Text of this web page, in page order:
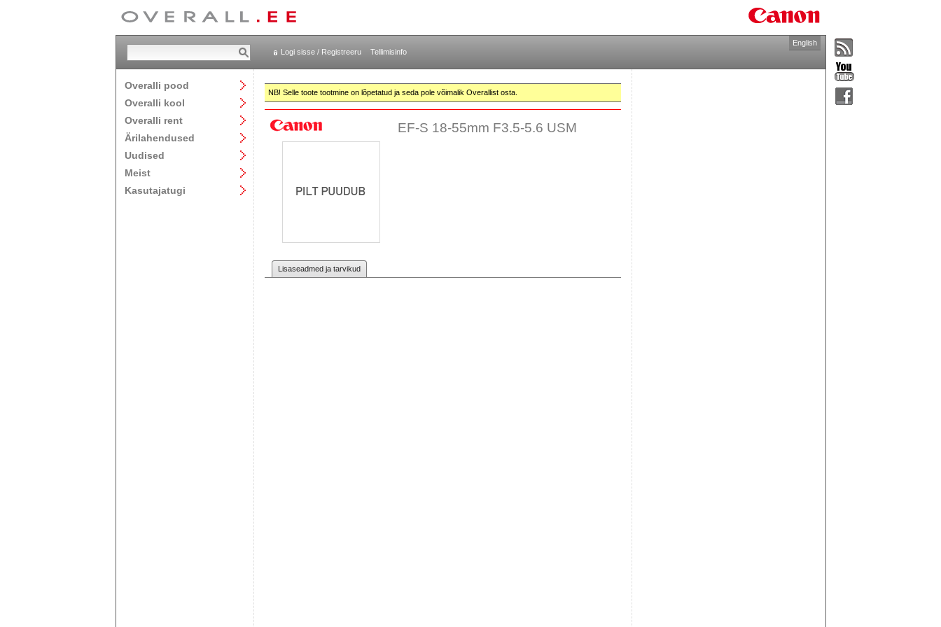
Logi sisse / Registreeru Tellimisinfo
English
Overalli pood
Overalli kool
Overalli rent
Ärilahendused
Uudised
Meist
Kasutajatugi
NB! Selle toote tootmine on lõpetatud ja seda pole võimalik Overallist osta.
EF-S 18-55mm F3.5-5.6 USM
Lisaseadmed ja tarvikud